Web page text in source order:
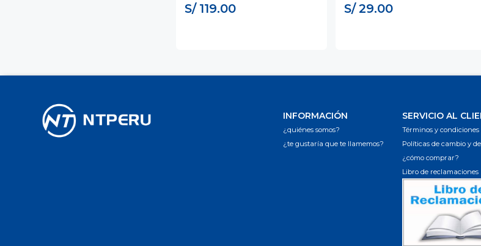
S/ 119.00 S/ 29.00
INFORMACIÓN
¿quiénes somos?
¿te gustaría que te llamemos?
SERVICIO AL
Términos y condiciones
Políticas de cambio y
¿cómo comprar?
Libro de reclamaciones